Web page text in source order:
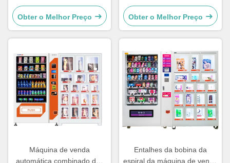
os 18 armários do cacifo
Obter o Melhor Preço
do sexo
Obter o Melhor Preço
Máquina de venda
automática combinado das
Entalhes da bobina da
espiral da máquina de venda